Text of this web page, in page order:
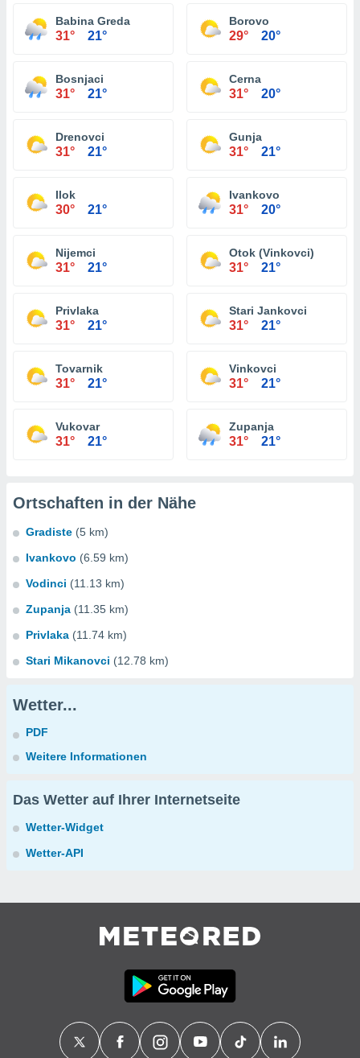
Babina Greda
31° 21°
Borovo
29° 20°
Bosnjaci
31° 21°
Cerna
31° 20°
Drenovci
31° 21°
Gunja
31° 21°
Ilok
30° 21°
Ivankovo
31° 20°
Nijemci
31° 21°
Otok (Vinkovci)
31° 21°
Privlaka
31° 21°
Stari Jankovci
31° 21°
Tovarnik
31° 21°
Vinkovci
31° 21°
Vukovar
31° 21°
Zupanja
31° 21°
Ortschaften in der Nähe
Gradiste (5 km)
Ivankovo (6.59 km)
Vodinci (11.13 km)
Zupanja (11.35 km)
Privlaka (11.74 km)
Stari Mikanovci (12.78 km)
Wetter...
PDF
Weitere Informationen
Das Wetter auf Ihrer Internetseite
Wetter-Widget
Wetter-API